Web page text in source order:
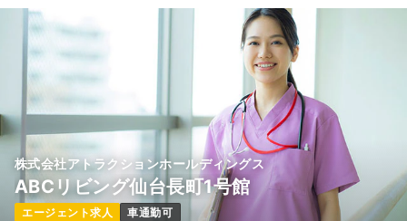
株式会社アトラクションホールディングス
ABCリビング仙台長町1号館
エージェント求人 車通勤可